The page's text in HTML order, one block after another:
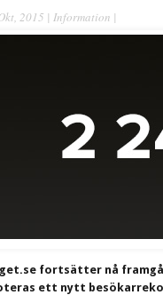
2015 | Information |
fortsätter nå
ett nytt